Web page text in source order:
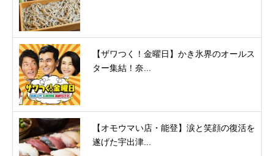
【ザワつく！金曜日】かき氷界のオールス
ター集結！奈...
【オモウマい店・能登】涙と笑顔の復活を
遂げた宇出津...